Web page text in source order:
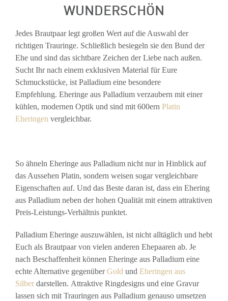
WUNDERSCHÖN
Jedes Brautpaar legt großen Wert auf die Auswahl der
richtigen Trauringe. Schließlich besiegeln sie den Bund der
Ehe und sind das sichtbare Zeichen der Liebe nach außen.
Sucht Ihr nach einem exklusiven Material für Eure
Schmuckstücke, ist Palladium eine besondere
Empfehlung. Eheringe aus Palladium verzaubern mit einer
kühlen, modernen Optik und sind mit 600ern Platin
Eheringen vergleichbar.
So ähneln Eheringe aus Palladium nicht nur in Hinblick auf
das Aussehen Platin, sondern weisen sogar vergleichbare
Eigenschaften auf. Und das Beste daran ist, dass ein Ehering
aus Palladium neben der hohen Qualität mit einem attraktiven
Preis-Leistungs-Verhältnis punktet.
Palladium Eheringe auszuwählen, ist nicht alltäglich und hebt
Euch als Brautpaar von vielen anderen Ehepaaren ab. Je
nach Beschaffenheit können Eheringe aus Palladium eine
echte Alternative gegenüberGold und Eheringen aus
Silber darstellen. Attraktive Ringdesigns und eine Gravur
lassen sich mit Trauringen aus Palladium genauso umsetzen